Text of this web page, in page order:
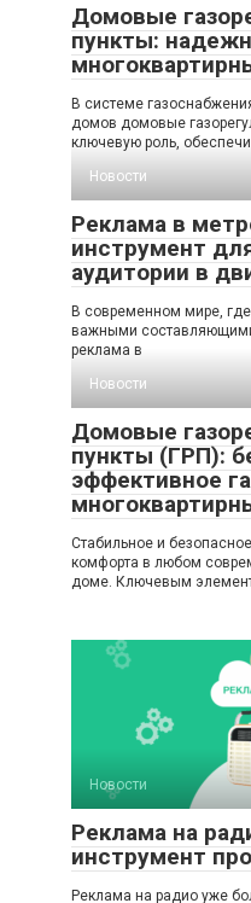
Домовые
пункты:
В системе
домов домовые
ключевую роль,
Новости
Реклама в
инструмент
аудитории в
В современном мире, где
важными
реклама в
Новости
Домовые
пункты (ГРП):
эффективное
Стабильное и
комфорта в любом
доме. Ключевым
Новости
Реклама на
инструмент
Реклама на радио уже